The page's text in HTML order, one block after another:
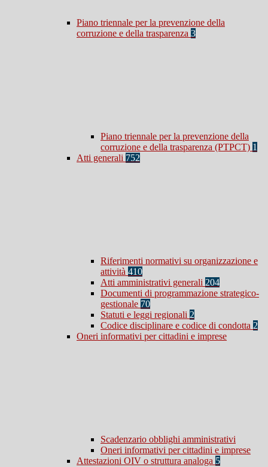
Piano triennale per la prevenzione della
corruzione e della trasparenza 3
Piano triennale per la prevenzione della
corruzione e della trasparenza (PTPCT) 1
Atti generali 752
Riferimenti normativi su organizzazione e
attività 410
Atti amministrativi generali 204
Documenti di programmazione strategico-
gestionale 70
Statuti e leggi regionali 2
Codice disciplinare e codice di condotta 2
Oneri informativi per cittadini e imprese
Scadenzario obblighi amministrativi
Oneri informativi per cittadini e imprese
Attestazioni OIV o struttura analoga 5